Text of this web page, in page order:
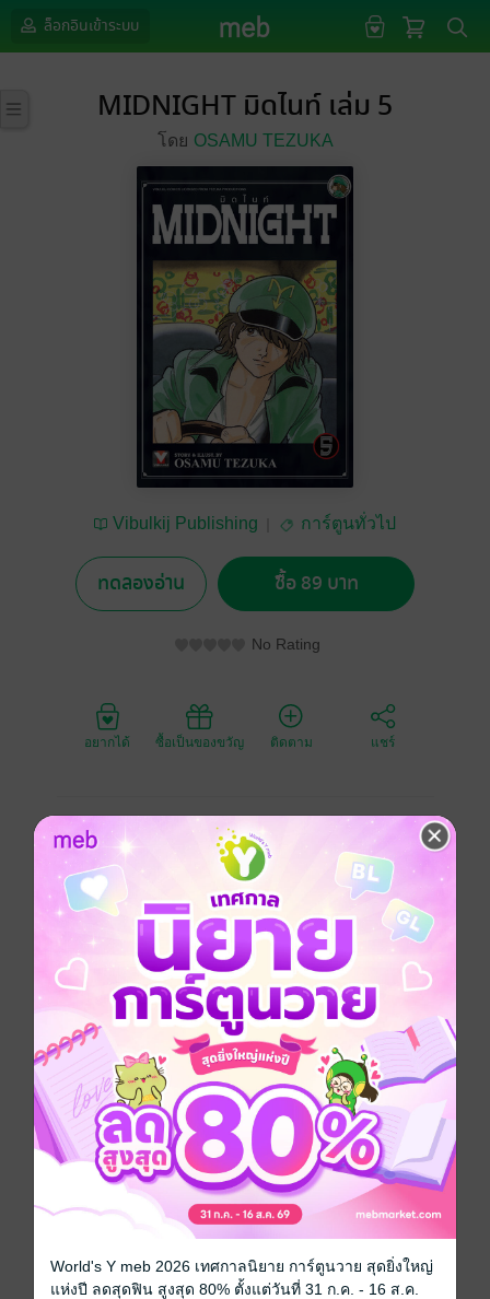
ล็อกอินเข้าระบบ
MIDNIGHT มิดไนท์ เล่ม 5
โดย OSAMU TEZUKA
Vibulkij Publishing การ์ตูนทั่วไป
ทดลองอ่าน ซื้อ 89 บาท
No Rating
อยากได้ ซื้อเป็นของขวัญ ติดตาม แชร์
นี่คือเรื่องราวของคนขับรถแท็กซี่ที่ผมอยากเขียนมาตลอด
10 ปี ผลงานชิ้นนี้ผมเขียนขึ้นด้วยอารมณ์ของคนขับรถ
แท็กซี่ที่ผมรู้สึกว่าเป็นอาชีพที่น่าอิจฉา เพราะมีโอกาสได้
เห็นชีวิตที่หลากหลายของคนหลายต่อหลายแบบทุกวัน
เชิญทุกท่านมาร่วมโดยสารไปกับรถแท็กซี่รอบดึกของ
มิดไนท์ผู้โดดเดี่ยวที่เราไม่รู้จักทั้ง ชื่อ อายุ และความเป็น
มา ด้วยกันเลยครับ!
การ์ตูนญี่ปุ่น ดรามา คลาสสิก การ์ตูนผู้ชาย
ซีรีส์ MIDNIGHT มิดไนท์
ประเภทไฟล์
วันที่วางขาย 09 พฤศจิกายน 2561
ความยาว 192 หน้า
89 บาท
World's Y meb 2026 เทศกาลนิยาย การ์ตูนวาย สุดยิ่งใหญ่
แห่งปี ลดสุดฟิน สูงสุด 80% ตั้งแต่วันที่ 31 ก.ค. - 16 ส.ค.